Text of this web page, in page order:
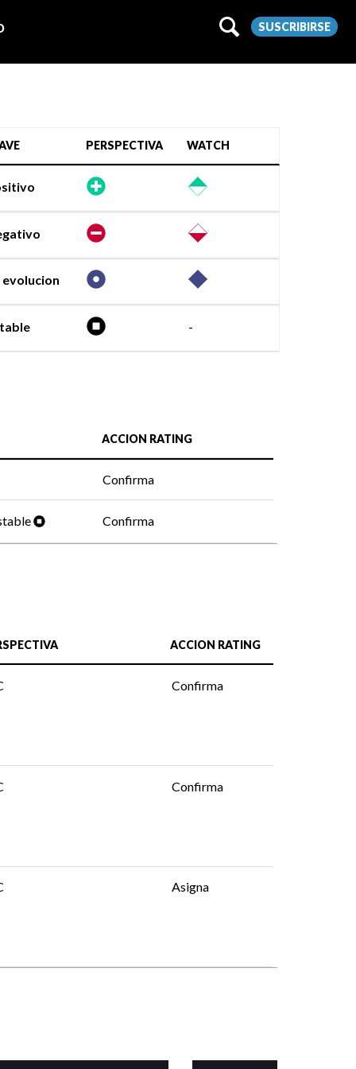
SUSCRIBIRSE
PERSPECTIVA WATCH
evolucion
-
ACCION RATING
Confirma
Confirma
ACCION RATING
Confirma
Confirma
Asigna